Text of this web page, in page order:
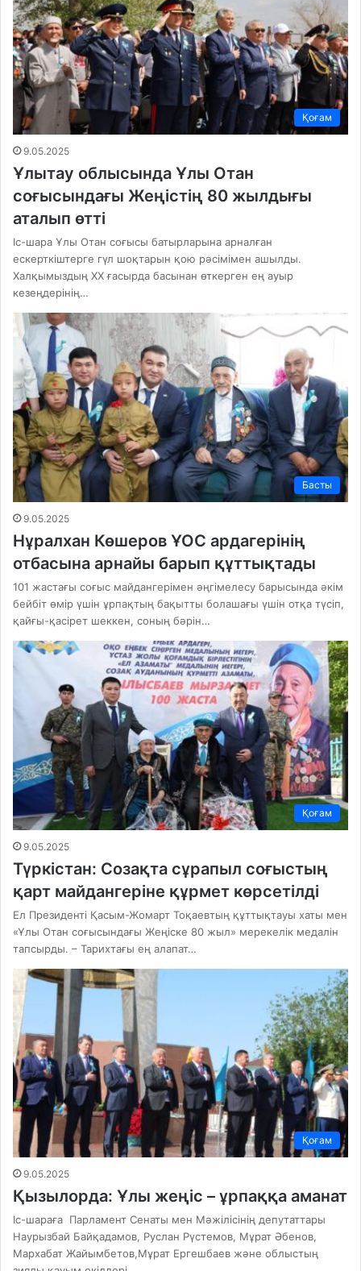
Қоғам
9.05.2025
Ұлытау облысында Ұлы Отан
соғысындағы Жеңістің 80 жылдығы
аталып өтті
Іс-шара Ұлы Отан соғысы батырларына арналған
ескерткіштерге гүл шоқтарын қою рәсімімен ашылды.
Халқымыздың ХХ ғасырда басынан өткерген ең ауыр
кезеңдерінің…
Басты
9.05.2025
Нұралхан Көшеров ҰОС ардагерінің
отбасына арнайы барып құттықтады
101 жастағы соғыс майдангерімен әңгімелесу барысында әкім
бейбіт өмір үшін ұрпақтың бақытты болашағы үшін отқа түсіп,
қайғы-қасірет шеккен, соның бәрін…
Қоғам
9.05.2025
Түркістан: Созақта сұрапыл соғыстың
қарт майдангеріне құрмет көрсетілді
Ел Президенті Қасым-Жомарт Тоқаевтың құттықтауы хаты мен
«Ұлы Отан соғысындағы Жеңіске 80 жыл» мерекелік медалін
тапсырды. – Тарихтағы ең алапат…
Қоғам
9.05.2025
Қызылорда: Ұлы жеңіс – ұрпаққа аманат
Іс-шараға Парламент Сенаты мен Мәжілісінің депутаттары
Наурызбай Байқадамов, Руслан Рүстемов, Мұрат Әбенов,
Мархабат Жайымбетов,Мұрат Ергешбаев және облыстың